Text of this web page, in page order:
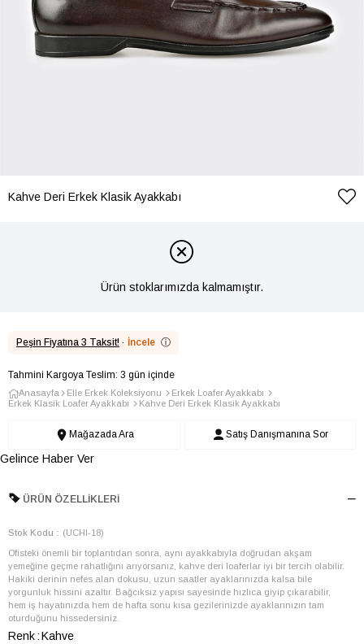
Kahve Deri Erkek Klasik Ayakkabı
Ürün stoklarımızda kalmamıştır.
Peşin Fiyatına 3 Taksit! · İncele ⓘ
Tahmini Kargoya Teslim: 3 gün içinde
Anasayfa Elle Erkek Koleksiyonu
Erkek Loafer Ayakkabı
Erkek Klasik Loafer Ayakkabı
Kahve Deri Erkek Klasik Ayakkabı
Mağazada Ara Satış Danışmanına Sor
Gelince Haber Ver
ÜRÜN ÖZELLIKLERI
Stok Kodu (UCHI-18)
Ofisteki önemli bir toplantıdan sonra, aynı ayakkabıyla doğrudan akşam
yemeğine geçme rahatlığını arıyorsanız, kahve deri loaferlar iyi bir tercih olabilir.
Hakiki derinin nefes alan dokusu, uzun saatler ayaklarınızda kalsa bile
yorgunluk hissini azaltır. Bağcıksız yapısı sayesinde hızlıca giyip çıkarabilir,
hem iş hayatınızda hem de hafta sonu kısa gezilerinizde ayaklarınızın tam
oturduğunu hissedersiniz.
Renk Kahve